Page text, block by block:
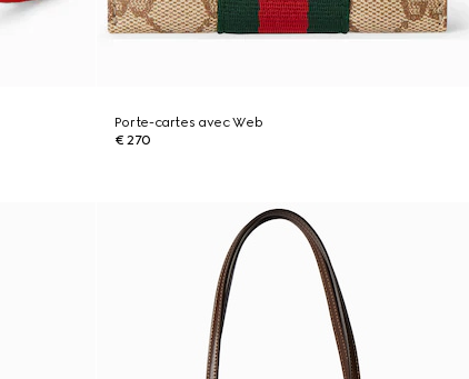
Porte-cartes avec Web
€ 270